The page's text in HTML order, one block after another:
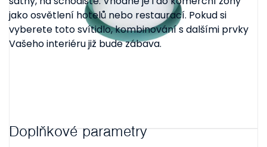
jako osvětlení hotelů nebo restaurací. Pokud si
vyberete toto svítidlo, kombinování s dalšími prvky
Vašeho interiéru již bude zábava.
Doplňkové parametry